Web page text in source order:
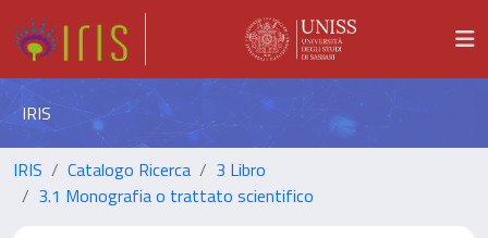
IRIS
IRIS Catalogo Ricerca
3 Libro
3.1 Monografia o trattato scientifico